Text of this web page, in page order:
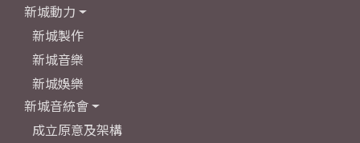
新城動力
新城製作
新城音樂
新城娛樂
新城音統會
成立原意及架構